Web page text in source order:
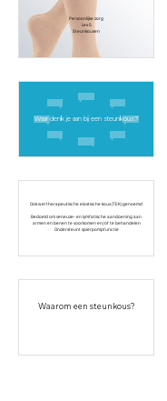
Persoonlijke zorg
Les 5
Steunkousen
Waar denk je aan bij een steunkous?
Ook wel therapeutische elastische kous (TEK) genoemd
Bedoeld om veneuze- en lymfatische aandoening aan
armen en benen te voorkomen en/of te behandelen
Ondersteunt spierpompfunctie
Waarom een steunkous?